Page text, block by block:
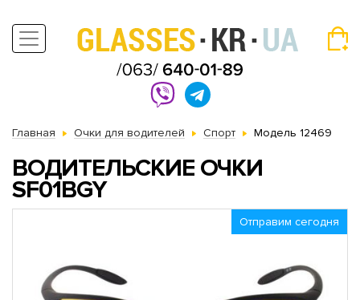
Главная Очки для водителей Спорт Модель 12469
ВОДИТЕЛЬСКИЕ ОЧКИ
SF01BGY
Отправим сегодня